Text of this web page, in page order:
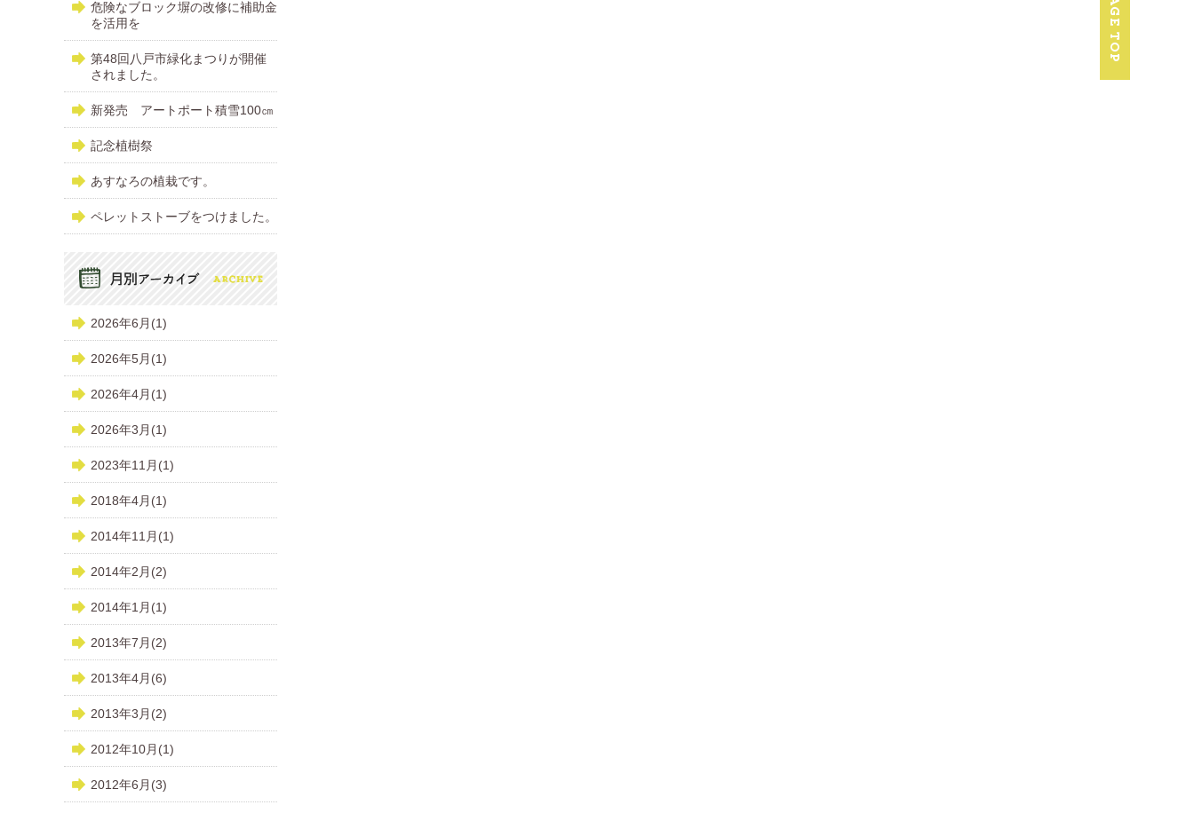
危険なブロック塀の改修に補助金
を活用を
第48回八戸市緑化まつりが開催
されました。
新発売 アートポート積雪100㎝
記念植樹祭
あすなろの植栽です。
ペレットストーブをつけました。
2026年6月(1)
2026年5月(1)
2026年4月(1)
2026年3月(1)
2023年11月(1)
2018年4月(1)
2014年11月(1)
2014年2月(2)
2014年1月(1)
2013年7月(2)
2013年4月(6)
2013年3月(2)
2012年10月(1)
2012年6月(3)